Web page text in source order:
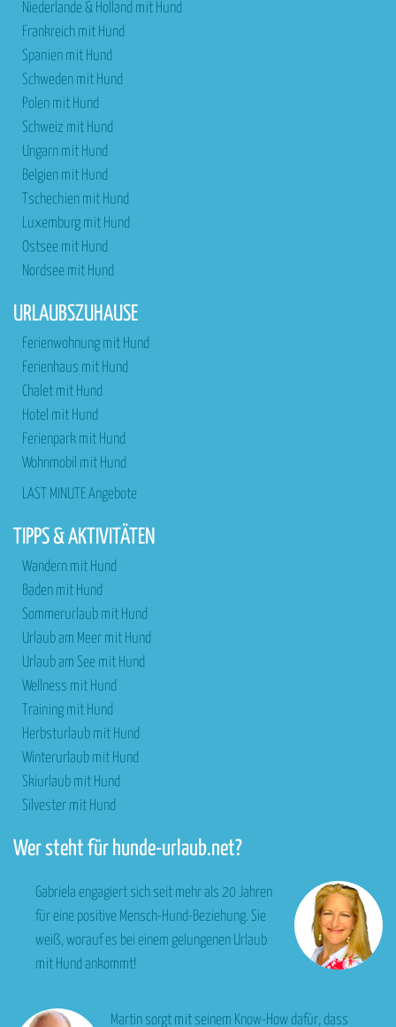
Niederlande & Holland mit Hund
Frankreich mit Hund
Spanien mit Hund
Schweden mit Hund
Polen mit Hund
Schweiz mit Hund
Ungarn mit Hund
Belgien mit Hund
Tschechien mit Hund
Luxemburg mit Hund
Ostsee mit Hund
Nordsee mit Hund
URLAUBSZUHAUSE
Ferienwohnung mit Hund
Ferienhaus mit Hund
Chalet mit Hund
Hotel mit Hund
Ferienpark mit Hund
Wohnmobil mit Hund
LAST MINUTE Angebote
TIPPS & AKTIVITÄTEN
Wandern mit Hund
Baden mit Hund
Sommerurlaub mit Hund
Urlaub am Meer mit Hund
Urlaub am See mit Hund
Wellness mit Hund
Training mit Hund
Herbsturlaub mit Hund
Winterurlaub mit Hund
Skiurlaub mit Hund
Silvester mit Hund
Wer steht für hunde-urlaub.net?
Gabriela engagiert sich seit mehr als 20 Jahren
für eine positive Mensch-Hund-Beziehung. Sie
weiß, worauf es bei einem gelungenen Urlaub
mit Hund ankommt!
Martin sorgt mit seinem Know-How dafür, dass